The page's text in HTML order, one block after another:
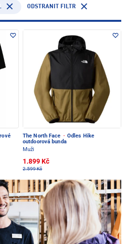
ODSTRANIT FILTR
The North Face · Odles Hike
outdoorová bunda
Muži
1.899 Kč
2.599 Kč